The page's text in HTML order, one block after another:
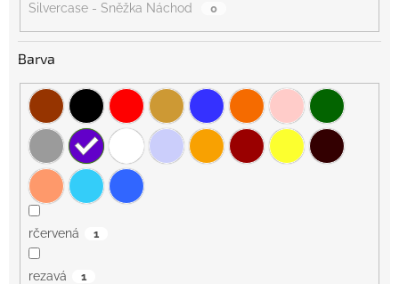
Silvercase - Sněžka Náchod 0
Barva
rčervená 1
rezavá 1